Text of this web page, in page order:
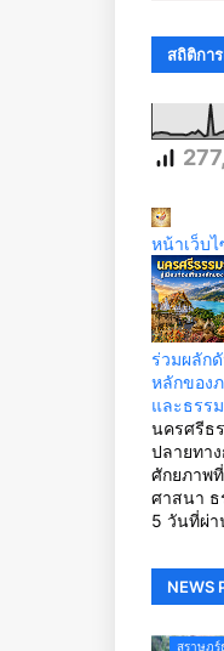
สถิติกา
หน้าเว็บ
ร่วมผลัก
หลักของ
และธรร
นครศรีธ
ปลายทา
ศักยภาพ
ศาสนา ธ
5 วันที่ผ่า
NEWS
สุราษฎร์